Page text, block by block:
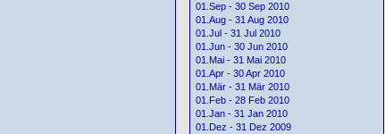
01.Sep - 30 Sep 2010
01.Aug - 31 Aug 2010
01.Jul - 31 Jul 2010
01.Jun - 30 Jun 2010
01.Mai - 31 Mai 2010
01.Apr - 30 Apr 2010
01.Mär - 31 Mär 2010
01.Feb - 28 Feb 2010
01.Jan - 31 Jan 2010
01.Dez - 31 Dez 2009